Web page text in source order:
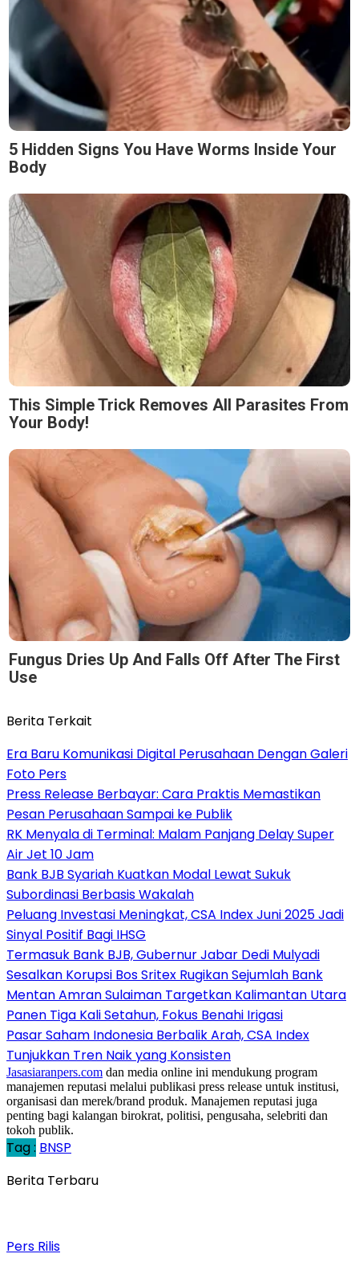
5 Hidden Signs You Have Worms Inside Your
Body
This Simple Trick Removes All Parasites From
Your Body!
Fungus Dries Up And Falls Off After The First
Use
Berita Terkait
Era Baru Komunikasi Digital Perusahaan Dengan Galeri
Foto Pers
Press Release Berbayar: Cara Praktis Memastikan
Pesan Perusahaan Sampai ke Publik
RK Menyala di Terminal: Malam Panjang Delay Super
Air Jet 10 Jam
Bank BJB Syariah Kuatkan Modal Lewat Sukuk
Subordinasi Berbasis Wakalah
Peluang Investasi Meningkat, CSA Index Juni 2025 Jadi
Sinyal Positif Bagi IHSG
Termasuk Bank BJB, Gubernur Jabar Dedi Mulyadi
Sesalkan Korupsi Bos Sritex Rugikan Sejumlah Bank
Mentan Amran Sulaiman Targetkan Kalimantan Utara
Panen Tiga Kali Setahun, Fokus Benahi Irigasi
Pasar Saham Indonesia Berbalik Arah, CSA Index
Tunjukkan Tren Naik yang Konsisten
Jasasiaranpers.com dan media online ini mendukung program
manajemen reputasi melalui publikasi press release untuk institusi,
organisasi dan merek/brand produk. Manajemen reputasi juga
penting bagi kalangan birokrat, politisi, pengusaha, selebriti dan
tokoh publik.
Tag : BNSP
Berita Terbaru
Pers Rilis